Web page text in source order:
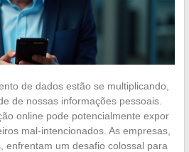
de dados estão se multiplicando,
de nossas informações pessoais.
online pode potencialmente expor
mal-intencionados. As empresas,
enfrentam um desafio colossal para